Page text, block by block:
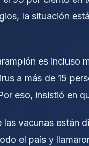
la situación
es incluso
a más de 15
eso, insistió en
vacunas están
el país y